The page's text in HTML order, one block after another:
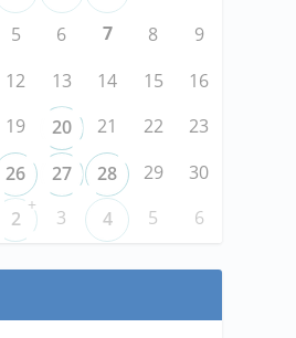
5 6 7 8
9
12 13 14 15
16
19 20 21 22
23
26 27 28 29
30
2
+
3 4 5 6